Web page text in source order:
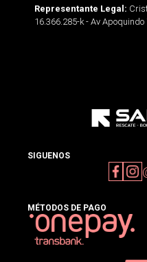
Representante Legal:
16.366.285-k - Av Apoquindo
SIGUENOS
MÉTODOS DE PAGO